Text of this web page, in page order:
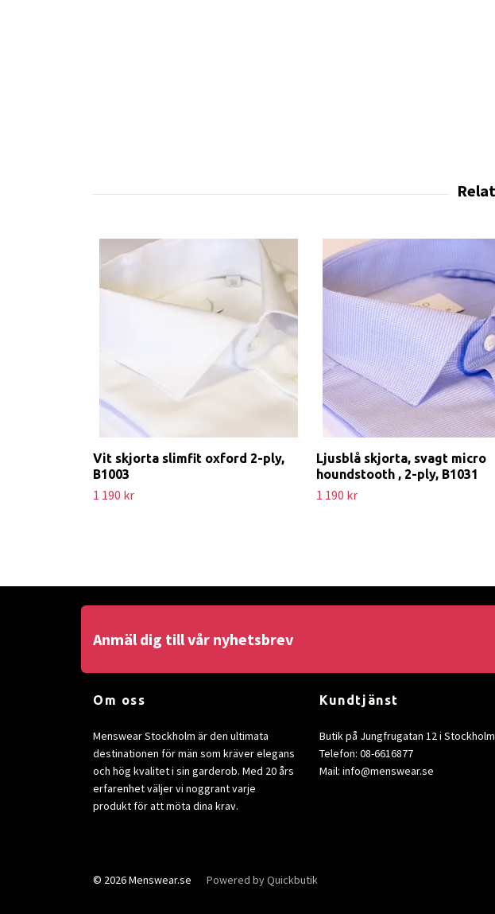
Vit skjorta slimfit oxford 2-ply,
B1003
1 190 kr
Ljusblå skjorta, svagt micro
houndstooth , 2-ply, B1031
1 190 kr
Anmäl dig till vår nyhetsbrev
Om oss
Menswear Stockholm är den ultimata
destinationen för män som kräver elegans
och hög kvalitet i sin garderob. Med 20 års
erfarenhet väljer vi noggrant varje
produkt för att möta dina krav.
Kundtjänst
Butik på Jungfrugatan 12 i Stockholm
Telefon: 08-6616877
Mail: info@menswear.se
© 2026 Menswear.se Powered by Quickbutik